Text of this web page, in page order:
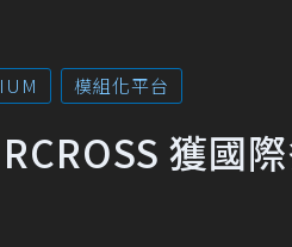
模組化平台
獲國